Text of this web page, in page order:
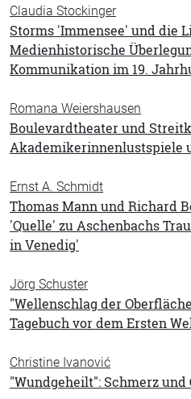
Claudia Stockinger
Storms 'Immensee' und die
Medienhistorische
Kommunikation im 19.
Romana Weiershausen
Boulevardtheater und
Akademikerinnenlustspiele
Ernst A. Schmidt
Thomas Mann und Richard
'Quelle' zu Aschenbachs
in Venedig'
Jörg Schuster
"Wellenschlag der
Tagebuch vor dem Ersten
Christine Ivanović
"Wundgeheilt": Schmerz